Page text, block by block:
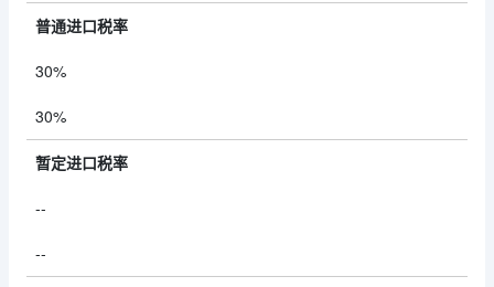
普通进口税率
30%
30%
暂定进口税率
--
--